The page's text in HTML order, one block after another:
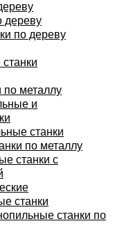
дереву
по дереву
металлу
и
станки
по металлу
станки с
станки
станки по